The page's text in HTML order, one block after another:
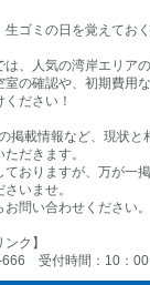
ゴミの日を覚えてお
、人気の湾岸エリア
室の確認や、初期費用
ださい！
掲載情報など、現状と
だきます。
ておりますが、万が一
いませ。
問い合わせください。
ク】
受付時間：10：00